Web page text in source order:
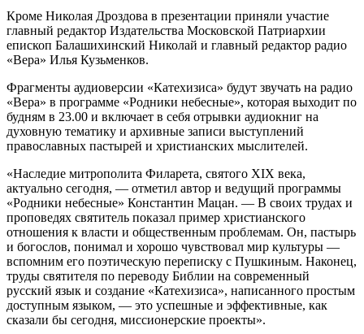
Кроме Николая Дроздова в презентации приняли участие
главный редактор Издательства Московской Патриархии
епископ Балашихинский Николай и главный редактор радио
«Вера» Илья Кузьменков.
Фрагменты аудиоверсии «Катехизиса» будут звучать на радио
«Вера» в программе «Родники небесные», которая выходит по
будням в 23.00 и включает в себя отрывки аудиокниг на
духовную тематику и архивные записи выступлений
православных пастырей и христианских мыслителей.
«Наследие митрополита Филарета, святого XIX века,
актуально сегодня, — отметил автор и ведущий программы
«Родники небесные» Константин Мацан. — В своих трудах и
проповедях святитель показал пример христианского
отношения к власти и общественным проблемам. Он, пастырь
и богослов, понимал и хорошо чувствовал мир культуры —
вспомним его поэтическую переписку с Пушкиным. Наконец,
труды святителя по переводу Библии на современный
русский язык и создание «Катехизиса», написанного простым
доступным языком, — это успешные и эффективные, как
сказали бы сегодня, миссионерские проекты».